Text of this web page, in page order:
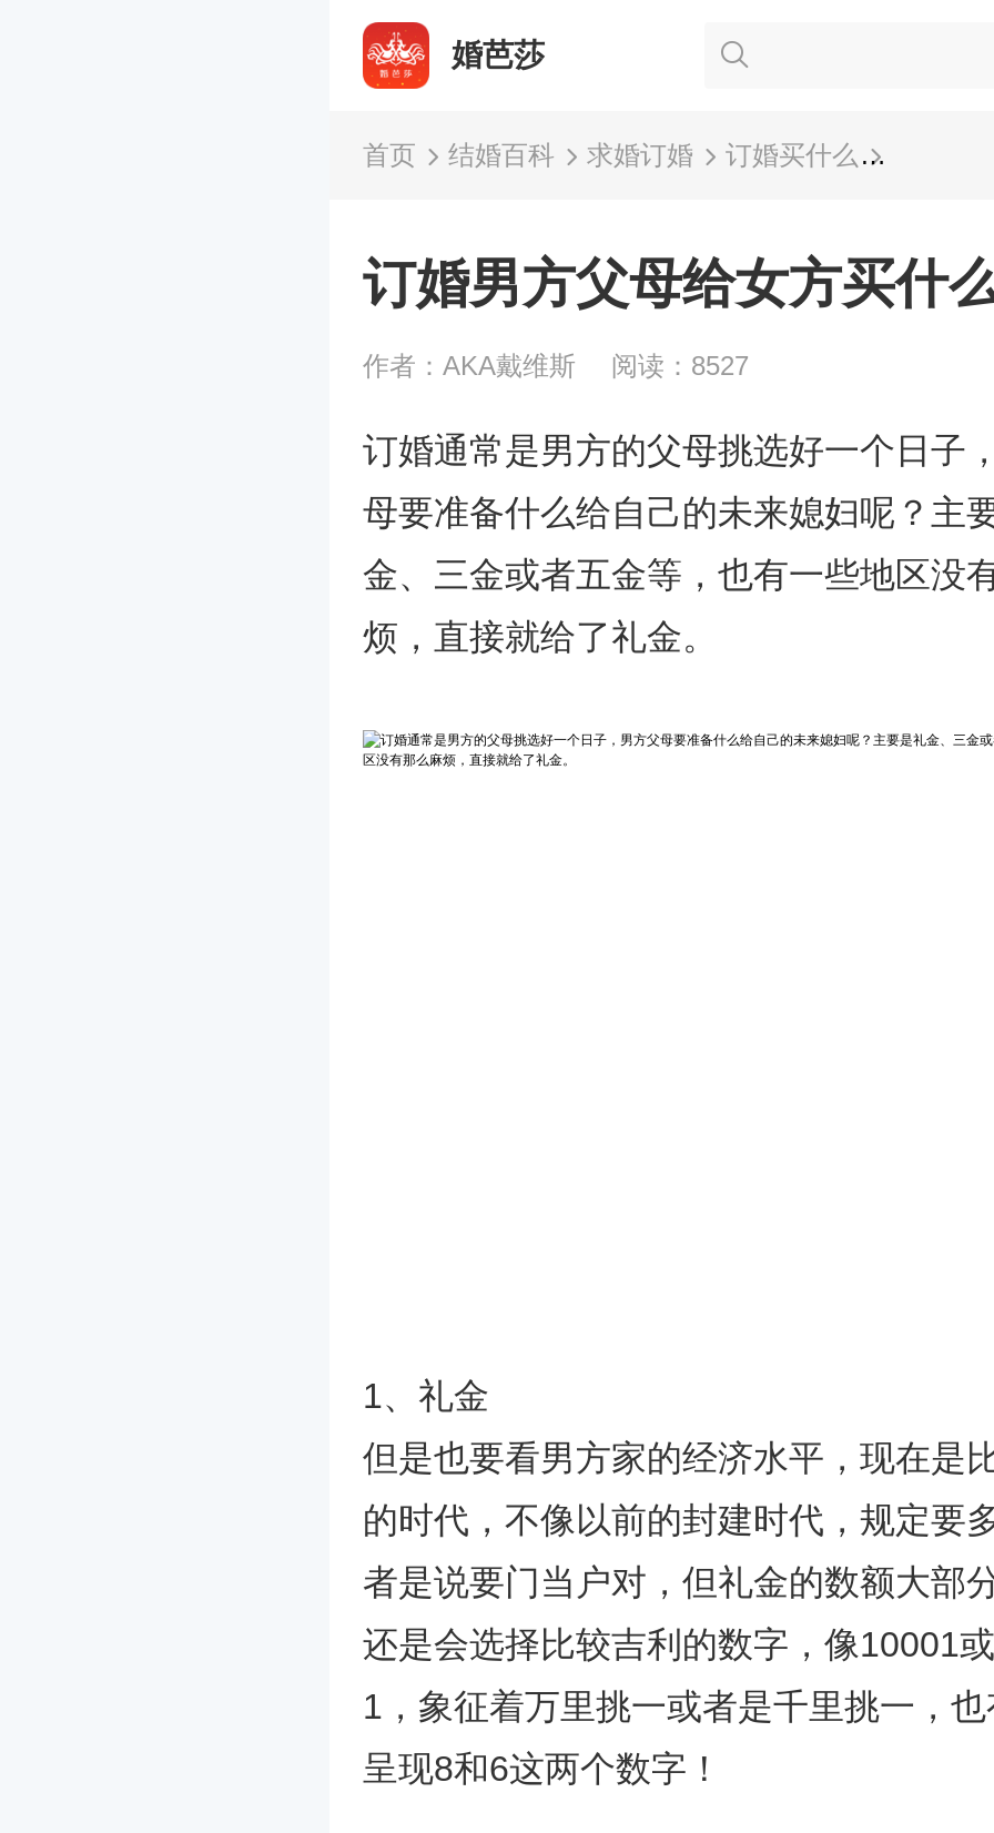
婚芭莎
首页 结婚百科 求婚订婚 订婚买什么
订婚男方父母给女方买什
作者：AKA戴维斯 阅读：8527
订婚通常是男方的父母挑选好一个日子
母要准备什么给自己的未来媳妇呢？主
金、三金或者五金等，也有一些地区没
烦，直接就给了礼金。
1、礼金
但是也要看男方家的经济水平，现在是
的时代，不像以前的封建时代，规定要
者是说要门当户对，但礼金的数额大部
还是会选择比较吉利的数字，像10001
1，象征着万里挑一或者是千里挑一，
呈现8和6这两个数字！